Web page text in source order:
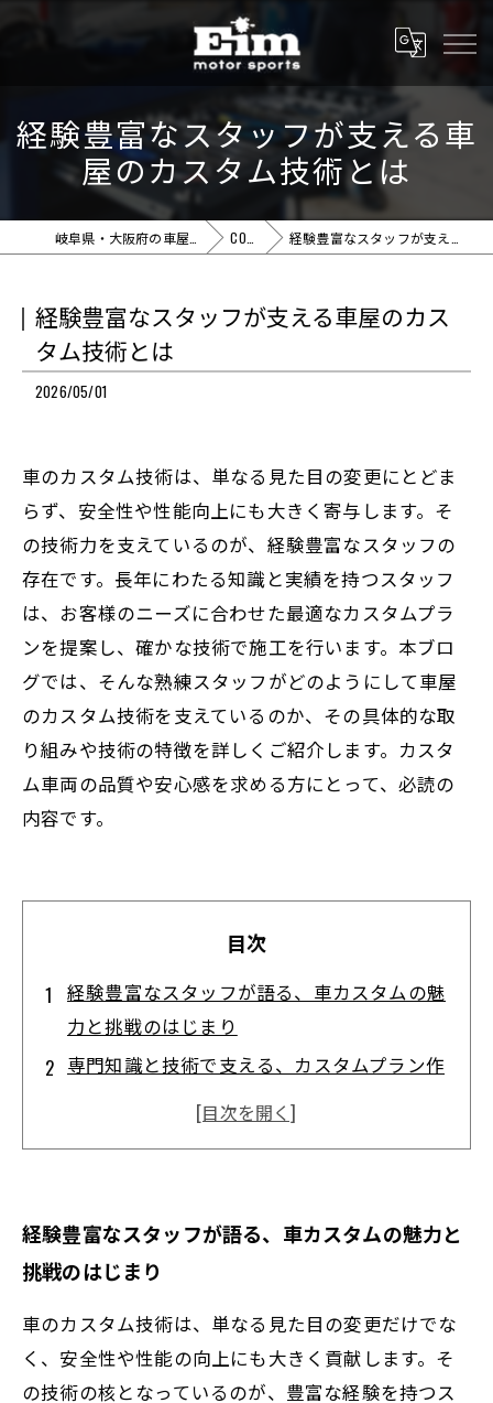
経験豊富なスタッフが支える車
屋のカスタム技術とは
COLUMN 経験豊富なスタッフが支える車屋のカスタム技術とは
経験豊富なスタッフが支える車屋のカス
タム技術とは
2026/05/01
車のカスタム技術は、単なる見た目の変更にとどま
らず、安全性や性能向上にも大きく寄与します。そ
の技術力を支えているのが、経験豊富なスタッフの
存在です。長年にわたる知識と実績を持つスタッフ
は、お客様のニーズに合わせた最適なカスタムプラ
ンを提案し、確かな技術で施工を行います。本ブロ
グでは、そんな熟練スタッフがどのようにして車屋
のカスタム技術を支えているのか、その具体的な取
り組みや技術の特徴を詳しくご紹介します。カスタ
ム車両の品質や安心感を求める方にとって、必読の
内容です。
目次
経験豊富なスタッフが語る、車カスタムの魅
力と挑戦のはじまり
専門知識と技術で支える、カスタムプラン作
とチームワーク
お客様満足を実現する、経験豊富なスタッフ
が創り出す理想のカスタム車
カスタム技術の本質とは？見た目以上の価値
を支えるスタッフの存在
経験豊富なスタッフが語る、車カスタムの魅力と
挑戦のはじまり
車のカスタム技術は、単なる見た目の変更だけでな
く、安全性や性能の向上にも大きく貢献します。そ
の技術の核となっているのが、豊富な経験を持つス